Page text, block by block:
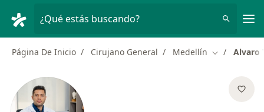
¿Qué estás buscando?
Página De Inicio Cirujano General Medellín Cambiar de
Alvaro